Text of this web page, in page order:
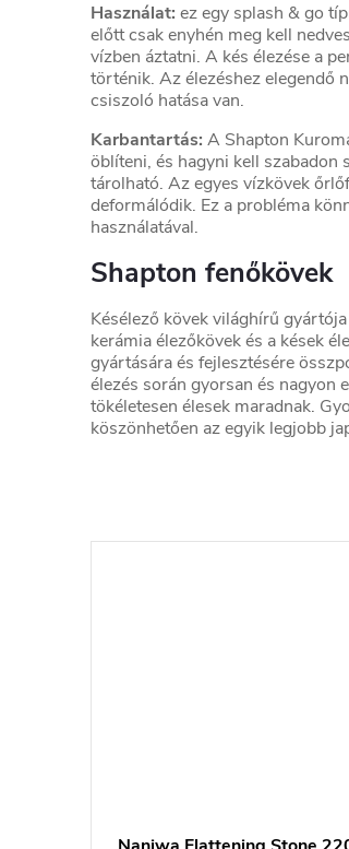
Használat: ez egy splash & go
előtt csak enyhén meg kell
vízben áztatni. A kés élezése a
történik. Az élezéshez elegendő
csiszoló hatása van.
Karbantartás: A Shapton
öblíteni, és hagyni kell szabadon
tárolható. Az egyes vízkövek
deformálódik. Ez a probléma
használatával.
Shapton fenőkövek
Késélező kövek világhírű
kerámia élezőkövek és a kések
gyártására és fejlesztésére
élezés során gyorsan és nagyon
tökéletesen élesek maradnak.
köszönhetően az egyik legjobb